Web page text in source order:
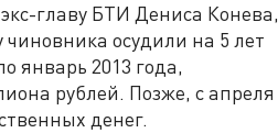
главу БТИ Дениса Конева,
осудили на 5 лет
январь 2013 года,
рублей. Позже, с апреля
денег.